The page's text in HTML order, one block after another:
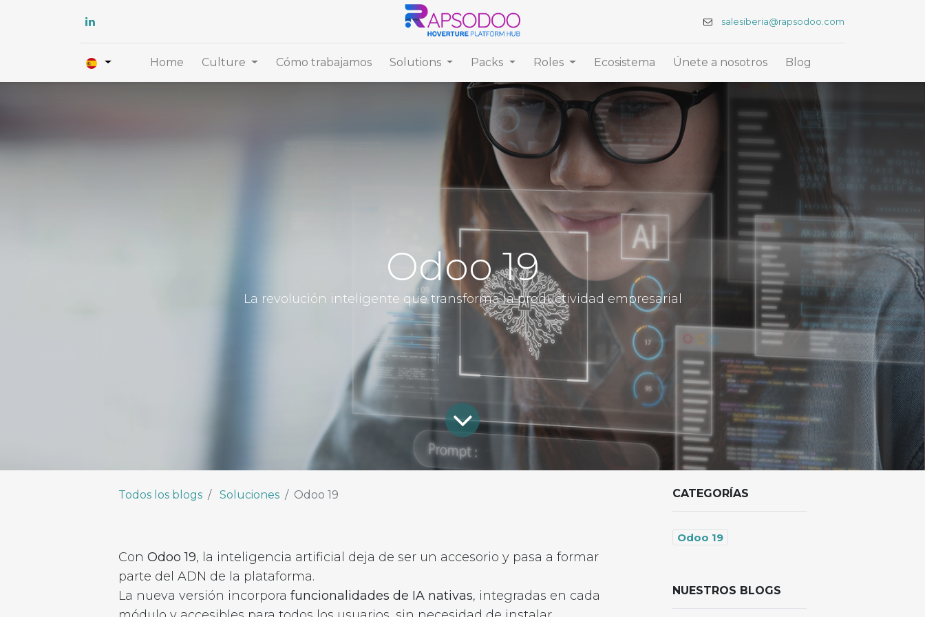
salesiberia@rapsodoo.com
Home Culture Cómo trabajamos Solutions Packs Roles Ecosistema Únete a nosotros Blog
Odoo 19
La revolución inteligente que transforma la productividad empresarial
Todos los blogs Soluciones Odoo 19
Con Odoo 19, la inteligencia artificial deja de ser un accesorio y pasa a formar
parte del ADN de la plataforma.
La nueva versión incorpora funcionalidades de IA nativas, integradas en cada
CATEGORÍAS
Odoo 19
NUESTROS BLOGS